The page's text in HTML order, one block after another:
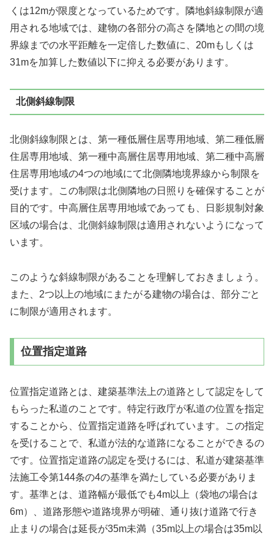
くは12mが限度となっているためです。隣地斜線制限が適
用される地域では、建物の各部分の高さを隣地との間の境
界線までの水平距離を一定倍した数値に、20mもしくは
31mを加算した数値以下に抑える必要があります。
北側斜線制限
北側斜線制限とは、第一種低層住居専用地域、第二種低層
住居専用地域、第一種中高層住居専用地域、第二種中高層
住居専用地域の4つの地域にて北側隣地境界線から制限を
受けます。この制限は北側隣地の日照りを確保することが
目的です。中高層住居専用地域であっても、日影規制対象
区域の場合は、北側斜線制限は適用されないようになって
います。
このような斜線制限があることを理解しておきましょう。
また、2つ以上の地域にまたがる建物の場合は、部分ごと
に制限が適用されます。
位置指定道路
位置指定道路とは、建築基準法上の道路として認定をして
もらった私道のことです。特定行政庁が私道の位置を指定
することから、位置指定道路を呼ばれています。この指定
を受けることで、私道が法的な道路になることができるの
です。位置指定道路の認定を受けるには、私道が建築基準
法施工令第144条の4の基準を満たしている必要がありま
す。基準とは、道路幅が最低でも4m以上（袋地の場合は
6m）、道路形態や道路境界が明確、通り抜け道路で行き
止まりの場合は延長が35m未満（35m以上の場合は35m以